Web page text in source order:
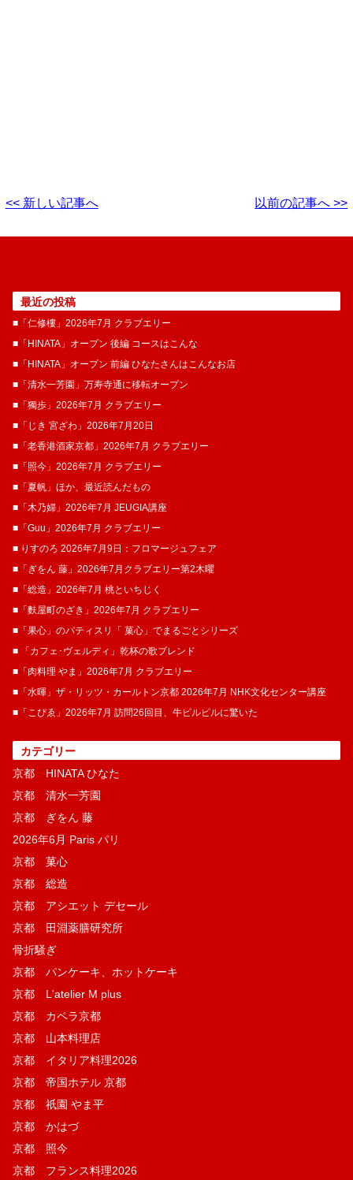
<< 新しい記事へ 以前の記事へ >>
最近の投稿
■「仁修樓」2026年7月 クラブエリー
■「HINATA」オープン 後編 コースはこんな
■「HINATA」オープン 前編 ひなたさんはこんなお店
■「清水一芳園」万寿寺通に移転オープン
■「獨歩」2026年7月 クラブエリー
■「じき 宮ざわ」2026年7月20日
■「老香港酒家京都」2026年7月 クラブエリー
■「照今」2026年7月 クラブエリー
■「夏帆」ほか、最近読んだもの
■「木乃婦」2026年7月 JEUGIA講座
■「Guu」2026年7月 クラブエリー
■ りすのろ 2026年7月9日：フロマージュフェア
■「ぎをん 藤」2026年7月クラブエリー第2木曜
■「総造」2026年7月 桃といちじく
■「麩屋町のざき」2026年7月 クラブエリー
■「果心」のパティスリ「 菓​心」でまるごとシリーズ
■ 「カフェ･ヴェルディ」乾杯の歌ブレンド
■「肉料理 やま」2026年7月 クラブエリー
■「水暉」ザ・リッツ・カールトン京都 2026年7月 NHK文化センター講座
■「こぴゑ」2026年7月 訪問26回目、牛ピルピルに驚いた
カテゴリー
京都 HINATA ひなた
京都 清水一芳園
京都 ぎをん 藤
2026年6月 Paris パリ
京都 菓​心
京都 総造
京都 アシエット デセール
京都 田淵薬膳研究所
骨折騒ぎ
京都 パンケーキ、ホットケーキ
京都 L'atelier M plus
京都 カペラ京都
京都 山本料理店
京都 イタリア料理2026
京都 帝国ホテル 京都
京都 祇園 やま平
京都 かはづ
京都 照今
京都 フランス料理2026